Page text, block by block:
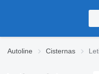
Autoline Cisternas